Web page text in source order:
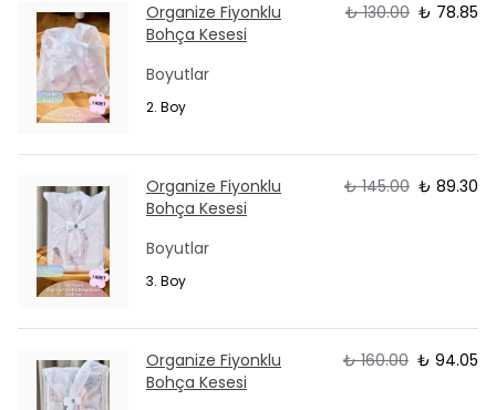
Organize Fiyonklu
Bohça Kesesi
₺ 130.00 ₺ 78.85
Boyutlar
2. Boy
Organize Fiyonklu
Bohça Kesesi
₺ 145.00 ₺ 89.30
Boyutlar
3. Boy
Organize Fiyonklu
Bohça Kesesi
₺ 160.00 ₺ 94.05